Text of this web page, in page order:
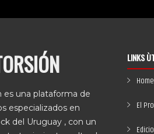
es una plataforma de
especializados en
del Uruguay , con un
LINKS
Home
El